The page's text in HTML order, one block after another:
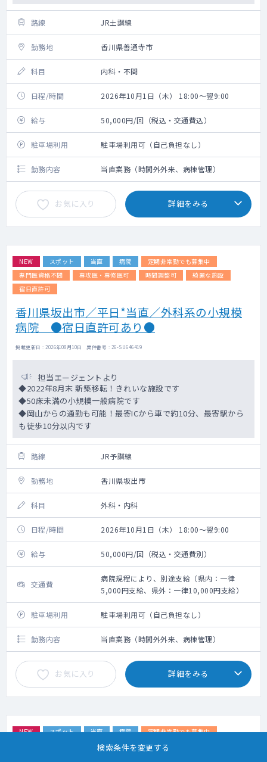
路線 JR土讃線
勤務地 香川県善通寺市
科目 内科・不問
日程/時間 2026年10月1日（木） 18:00～翌9:00
給与 50,000円/回（税込・交通費込）
駐車場利用 駐車場利用可（自己負担なし）
勤務内容 当直業務（時間外外来、病棟管理）
お気に入り 詳細をみる
NEW スポット 当直 病院
定期非常勤でも募集中
専門医資格不問
専攻医・専修医可 時間調整可
綺麗な施設
宿日直許可
香川県坂出市／平日*当直／外科系の小規模
病院 ●宿日直許可あり●
掲載更新日 : 2026年08月10日 案件番号 : 26-SU646419
担当エージェントより
◆2022年8月末 新築移転！きれいな施設です
◆50床未満の小規模一般病院です
◆岡山からの通勤も可能！最寄ICから車で約10分、最寄駅から
も徒歩10分以内です
路線 JR予讃線
勤務地 香川県坂出市
科目 外科・内科
日程/時間 2026年10月1日（木） 18:00～翌9:00
給与 50,000円/回（税込・交通費別）
交通費
病院規程により、別途支給（県内：一律
5,000円支給、県外：一律10,000円支給）
駐車場利用 駐車場利用可（自己負担なし）
勤務内容 当直業務（時間外外来、病棟管理）
お気に入り 詳細をみる
NEW スポット 当直 病院
定期非常勤でも募集中
専攻医・専修医可 時間調整可
検索条件を変更する